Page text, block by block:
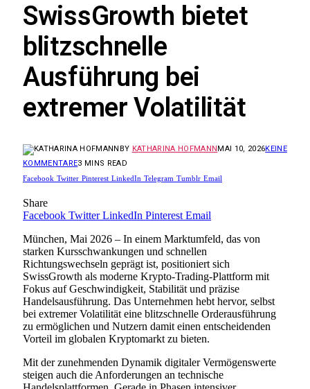
SwissGrowth bietet
blitzschnelle
Ausführung bei
extremer Volatilität
BY KATHARINA HOFMANNMAI 10, 2026KEINE
KOMMENTARE3 MINS READ
Facebook Twitter Pinterest LinkedIn Telegram Tumblr Email
Share
Facebook Twitter LinkedIn Pinterest Email
München, Mai 2026 – In einem Marktumfeld, das von
starken Kursschwankungen und schnellen
Richtungswechseln geprägt ist, positioniert sich
SwissGrowth als moderne Krypto-Trading-Plattform mit
Fokus auf Geschwindigkeit, Stabilität und präzise
Handelsausführung. Das Unternehmen hebt hervor, selbst
bei extremer Volatilität eine blitzschnelle Orderausführung
zu ermöglichen und Nutzern damit einen entscheidenden
Vorteil im globalen Kryptomarkt zu bieten.
Mit der zunehmenden Dynamik digitaler Vermögenswerte
steigen auch die Anforderungen an technische